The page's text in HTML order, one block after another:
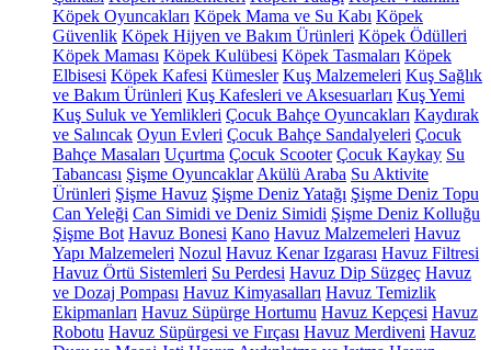
Köpek Oyuncakları Köpek Mama ve Su Kabı Köpek
Güvenlik Köpek Hijyen ve Bakım Ürünleri Köpek Ödülleri
Köpek Maması Köpek Kulübesi Köpek Tasmaları Köpek
Elbisesi Köpek Kafesi Kümesler Kuş Malzemeleri Kuş Sağlık
ve Bakım Ürünleri Kuş Kafesleri ve Aksesuarları Kuş Yemi
Kuş Suluk ve Yemlikleri Çocuk Bahçe Oyuncakları Kaydırak
ve Salıncak Oyun Evleri Çocuk Bahçe Sandalyeleri Çocuk
Bahçe Masaları Uçurtma Çocuk Scooter Çocuk Kaykay Su
Tabancası Şişme Oyuncaklar Akülü Araba Su Aktivite
Ürünleri Şişme Havuz Şişme Deniz Yatağı Şişme Deniz Topu
Can Yeleği Can Simidi ve Deniz Simidi Şişme Deniz Kolluğu
Şişme Bot Havuz Bonesi Kano Havuz Malzemeleri Havuz
Yapı Malzemeleri Nozul Havuz Kenar Izgarası Havuz Filtresi
Havuz Örtü Sistemleri Su Perdesi Havuz Dip Süzgeç Havuz
ve Dozaj Pompası Havuz Kimyasalları Havuz Temizlik
Ekipmanları Havuz Süpürge Hortumu Havuz Kepçesi Havuz
Robotu Havuz Süpürgesi ve Fırçası Havuz Merdiveni Havuz